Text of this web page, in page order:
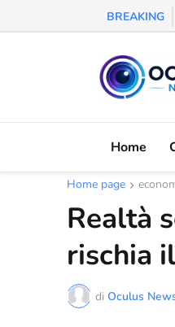
BREAKING
Home
Home page
Realtà
rischia
di Oculus